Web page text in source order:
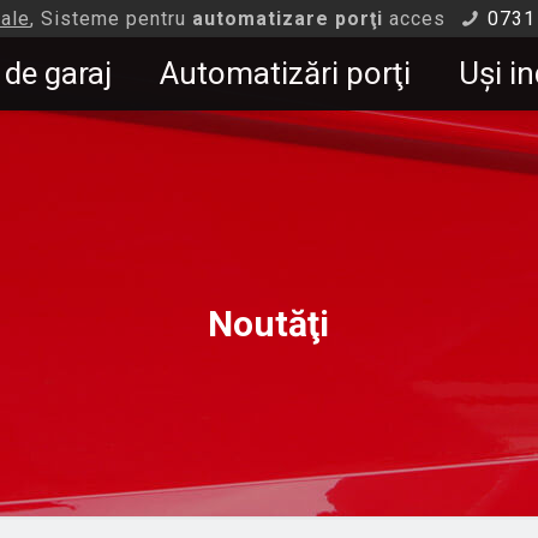
, Sisteme pentru automatizare porţi acces
garaj Automatizări porţi Uşi
Noutăţi